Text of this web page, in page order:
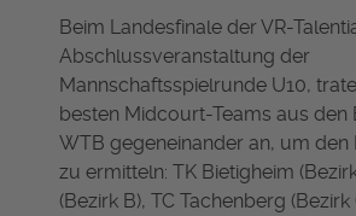
Beim Landesfinale der VR-
Abschlussveranstaltung der
Mannschaftsspielrunde U10,
besten Midcourt-Teams aus den
WTB gegeneinander an, um den
zu ermitteln: TK Bietigheim
(Bezirk B), TC Tachenberg (Bezirk